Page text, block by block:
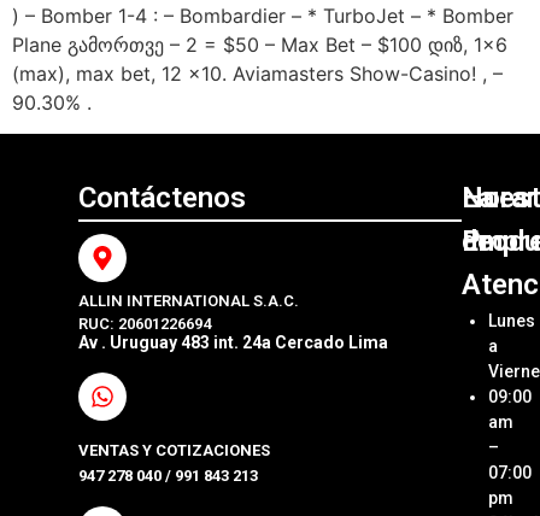
) – Bomber 1-4 : – Bombardier – * TurboJet – * Bomber
Plane გამორთვე – 2 = $50 – Max Bet – $100 დიზ, 1×6
(max), max bet, 12 x10. Aviamasters Show-Casino! , –
90.30% .
Contáctenos
ALLIN INTERNATIONAL S.A.C.
RUC: 20601226694
Av . Uruguay 483 int. 24a Cercado Lima
VENTAS Y COTIZACIONES
947 278 040 / 991 843 213
La
Allin
SAC
Ubica
Tienda
de
Lunes
a
09:00
am
–
07:00
pm